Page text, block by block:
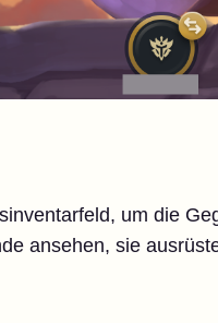
um die
ansehen, sie